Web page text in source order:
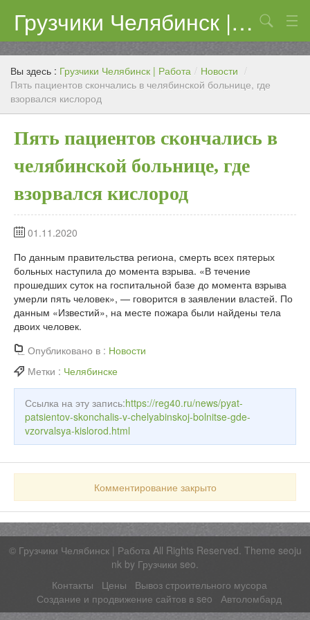
Грузчики Челябинск | Работа
Цены
Контакты
Поиск
Вы здесь : Грузчики Челябинск | Работа / Новости /
Пять пациентов скончались в челябинской больнице, где
взорвался кислород
Пять пациентов скончались в
челябинской больнице, где
взорвался кислород
01.11.2020
По данным правительства региона, смерть всех пятерых
больных наступила до момента взрыва. «В течение
прошедших суток на госпитальной базе до момента взрыва
умерли пять человек», — говорится в заявлении властей. По
данным «Известий», на месте пожара были найдены тела
двоих человек.
Опубликовано в : Новости
Метки : Челябинске
Ссылка на эту запись:https://reg40.ru/news/pyat-
patsientov-skonchalis-v-chelyabinskoj-bolnitse-gde-
vzorvalsya-kislorod.html
Комментирование закрыто
© Грузчики Челябинск | РаботаAll Rights Reserved. Theme seoju
nk by Грузчики seo.
Контакты
Цены
Вывоз строительного мусора
Создание и продвижение сайтов в seo
Автоломбард